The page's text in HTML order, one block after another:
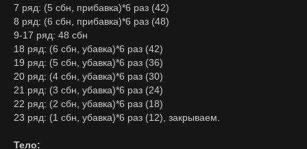
7 ряд: (5 сбн, прибавка)*6 раз (42)
8 ряд: (6 сбн, прибавка)*6 раз (48)
9-17 ряд: 48 сбн
18 ряд: (6 сбн, убавка)*6 раз (42)
19 ряд: (5 сбн, убавка)*6 раз (36)
20 ряд: (4 сбн, убавка)*6 раз (30)
21 ряд: (3 сбн, убавка)*6 раз (24)
22 ряд: (2 сбн, убавка)*6 раз (18)
23 ряд: (1 сбн, убавка)*6 раз (12), закрываем.
Тело: